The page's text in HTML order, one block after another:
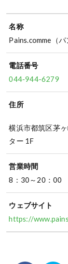
名称
Pains.comme（パ
電話番号
044-944-6279
住所
横浜市都筑区茅
ター 1F
営業時間
8：30～20：00
ウェブサイト
https://